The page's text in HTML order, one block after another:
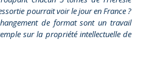
pourrait voir le jour en France ?
de format sont un travail
sur la propriété intellectuelle de